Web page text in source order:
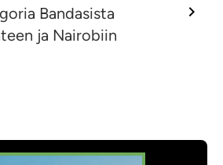
Bandasista
ja Nairobiin